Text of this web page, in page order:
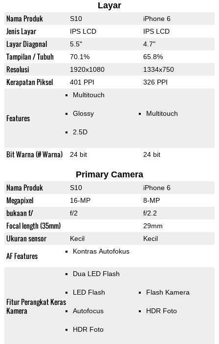
Layar
Nama Produk S10 iPhone 6
Jenis Layar IPS LCD IPS LCD
Layar Diagonal 5.5" 4.7"
Tampilan / Tubuh 70.1% 65.8%
Resolusi 1920x1080 1334x750
Kerapatan Piksel 401 PPI 326 PPI
Features
Multitouch
Glossy
2.5D
Multitouch
Bit Warna (# Warna) 24 bit 24 bit
Primary Camera
Nama Produk S10 iPhone 6
Megapixel 16-MP 8-MP
bukaan f/ f/2 f/2.2
Focal length (35mm) 29mm
Ukuran sensor Kecil Kecil
AF Features Kontras Autofokus
Fitur Perangkat Keras
Kamera
Dua LED Flash
LED Flash
Autofocus
HDR Foto
Flash Kamera
HDR Foto